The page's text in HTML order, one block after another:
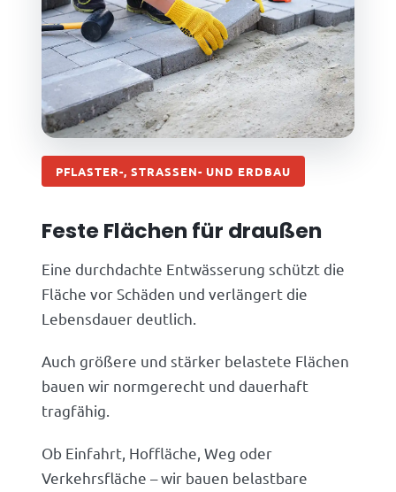
PFLASTER-, STRASSEN- UND ERDBAU
Feste Flächen für draußen
Eine durchdachte Entwässerung schützt die
Fläche vor Schäden und verlängert die
Lebensdauer deutlich.
Auch größere und stärker belastete Flächen
bauen wir normgerecht und dauerhaft
tragfähig.
Ob Einfahrt, Hoffläche, Weg oder
Verkehrsfläche – wir bauen belastbare